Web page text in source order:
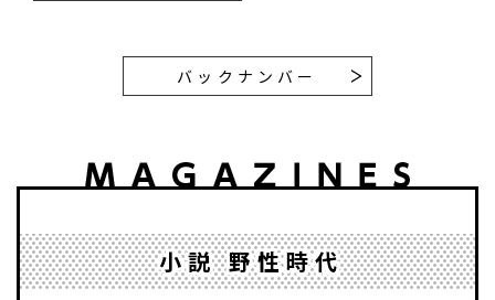
バックナンバー
小説 野性時代